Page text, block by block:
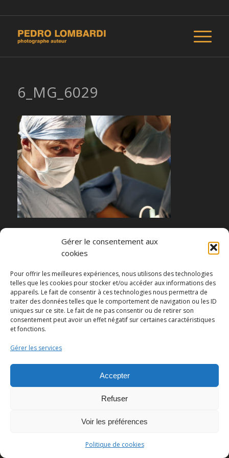
Gérer le consentement aux
cookies
Pour offrir les meilleures expériences, nous utilisons des technologies
telles que les cookies pour stocker et/ou accéder aux informations des
appareils. Le fait de consentir à ces technologies nous permettra de
traiter des données telles que le comportement de navigation ou les ID
uniques sur ce site. Le fait de ne pas consentir ou de retirer son
consentement peut avoir un effet négatif sur certaines caractéristiques
et fonctions.
Gérer les services
Accepter
Refuser
Voir les préférences
Politique de cookies
6_MG_6029
© Copyright - Pedro Lombardi -Mentions légales